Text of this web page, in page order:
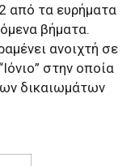
από τα ευρήματα
βήματα.
ανοιχτή σε
στην οποία
δικαιωμάτων